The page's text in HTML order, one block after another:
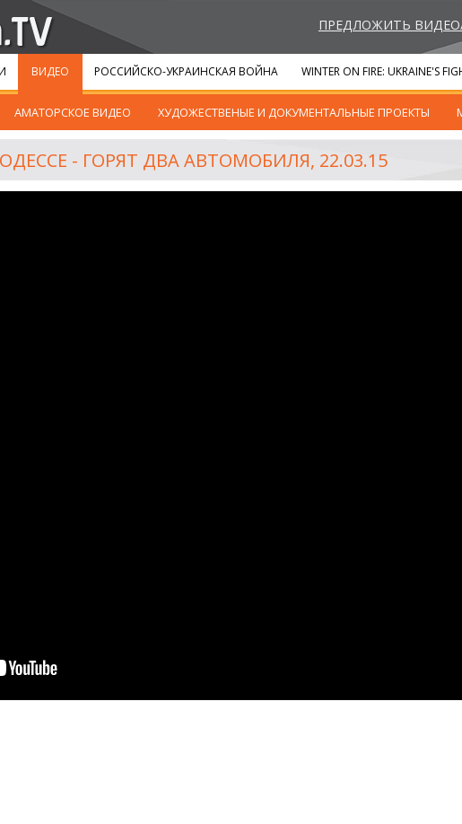
ПРЕДЛОЖИТЬ
ВИДЕО
АМАТОРСКОЕ ВИДЕО ХУДОЖЕСТВЕНЫЕ И ДОКУМЕНТАЛЬНЫЕ ПРОЕКТЫ
РОССИЙСКО-УКРАИНСКАЯ ВОЙНА WINTER ON FIRE: UKRAINE'S
- ГОРЯТ ДВА АВТОМОБИЛЯ, 22.03.15